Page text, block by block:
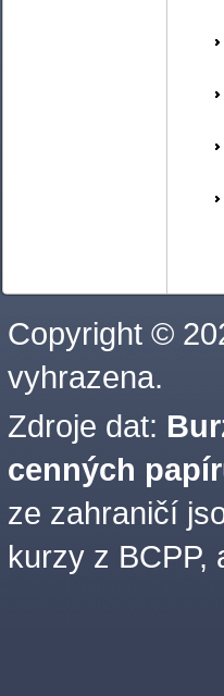
Copyright ©
vyhrazena.
Zdroje dat:
cenných
ze zahraničí
kurzy z BCPP,